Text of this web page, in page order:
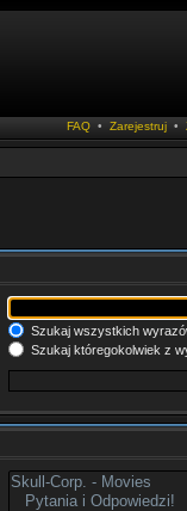
FAQ • Zarejestruj •
Szukaj wszystkich
Szukaj któregokolwiek z